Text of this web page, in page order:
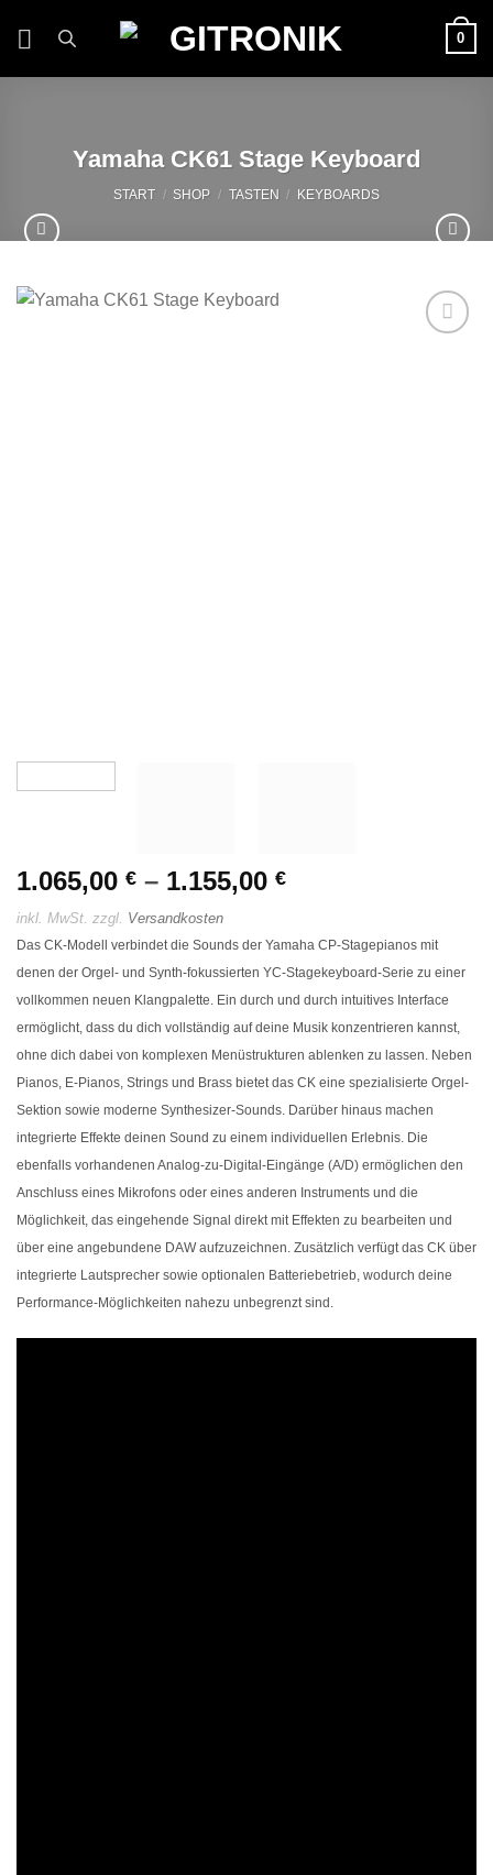
0
Yamaha CK61 Stage Keyboard
START / SHOP / TASTEN / KEYBOARDS
1.065,00 € – 1.155,00 €
inkl. MwSt. zzgl. Versandkosten
Das CK-Modell verbindet die Sounds der Yamaha CP-Stagepianos mit
denen der Orgel- und Synth-fokussierten YC-Stagekeyboard-Serie zu einer
vollkommen neuen Klangpalette. Ein durch und durch intuitives Interface
ermöglicht, dass du dich vollständig auf deine Musik konzentrieren kannst,
ohne dich dabei von komplexen Menüstrukturen ablenken zu lassen. Neben
Pianos, E-Pianos, Strings und Brass bietet das CK eine spezialisierte Orgel-
Sektion sowie moderne Synthesizer-Sounds. Darüber hinaus machen
integrierte Effekte deinen Sound zu einem individuellen Erlebnis. Die
ebenfalls vorhandenen Analog-zu-Digital-Eingänge (A/D) ermöglichen den
Anschluss eines Mikrofons oder eines anderen Instruments und die
Möglichkeit, das eingehende Signal direkt mit Effekten zu bearbeiten und
über eine angebundene DAW aufzuzeichnen. Zusätzlich verfügt das CK über
integrierte Lautsprecher sowie optionalen Batteriebetrieb, wodurch deine
Performance-Möglichkeiten nahezu unbegrenzt sind.